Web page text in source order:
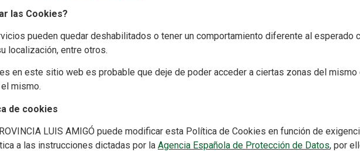
las Cookies?
pueden quedar deshabilitados o tener un comportamiento diferente al esperado
localización, entre otros.
en este sitio web es probable que deje de poder acceder a ciertas zonas del
mismo.
de cookies
LUIS AMIGÓ puede modificar esta Política de Cookies en función de
a las instrucciones dictadas por la Agencia Española de Protección de Datos, por